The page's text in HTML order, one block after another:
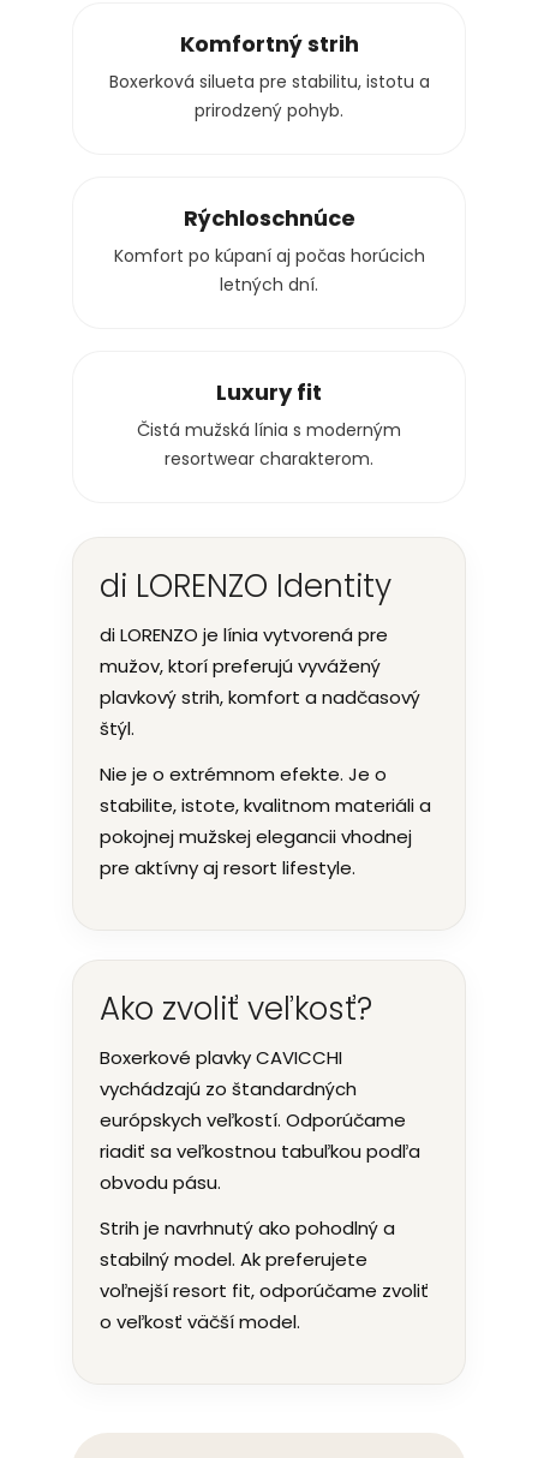
Komfortný strih
Boxerková silueta pre stabilitu, istotu a
prirodzený pohyb.
Rýchloschnúce
Komfort po kúpaní aj počas horúcich
letných dní.
Luxury fit
Čistá mužská línia s moderným
resortwear charakterom.
di LORENZO Identity
di LORENZO je línia vytvorená pre
mužov, ktorí preferujú vyvážený
plavkový strih, komfort a nadčasový
štýl.
Nie je o extrémnom efekte. Je o
stabilite, istote, kvalitnom materiáli a
pokojnej mužskej elegancii vhodnej
pre aktívny aj resort lifestyle.
Ako zvoliť veľkosť?
Boxerkové plavky CAVICCHI
vychádzajú zo štandardných
európskych veľkostí. Odporúčame
riadiť sa veľkostnou tabuľkou podľa
obvodu pásu.
Strih je navrhnutý ako pohodlný a
stabilný model. Ak preferujete
voľnejší resort fit, odporúčame zvoliť
o veľkosť väčší model.